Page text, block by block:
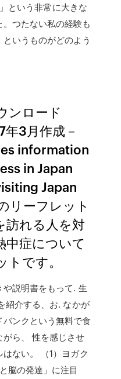
という非常に大きな
つたない私の経験も
いうものがどのよう
ンロード
年3月作成－
information
in Japan
Japan
リーフレット
訪れる人を対
中症について
です。
説明書をもって. 生
紹介する、お. なかが
ンクという無料で食
ら、 性を感じさせ
ない。 （1）ヨガク
脳の発達」に注目